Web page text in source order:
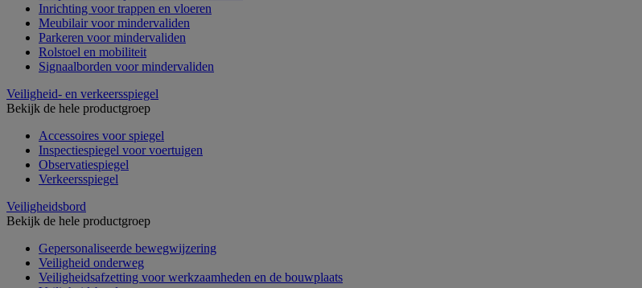
Inrichting voor trappen en vloeren
Meubilair voor mindervaliden
Parkeren voor mindervaliden
Rolstoel en mobiliteit
Signaalborden voor mindervaliden
Veiligheid- en verkeersspiegel
Bekijk de hele productgroep
Accessoires voor spiegel
Inspectiespiegel voor voertuigen
Observatiespiegel
Verkeersspiegel
Veiligheidsbord
Bekijk de hele productgroep
Gepersonaliseerde bewegwijzering
Veiligheid onderweg
Veiligheidsafzetting voor werkzaamheden en de bouwplaats